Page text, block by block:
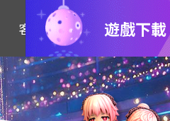
客服 遊戲下載